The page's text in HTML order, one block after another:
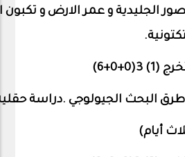
الجليدية و عمر الارض و تكبون
.
6
)
طرق البحث الجيولوجي .دراسة
أيام(